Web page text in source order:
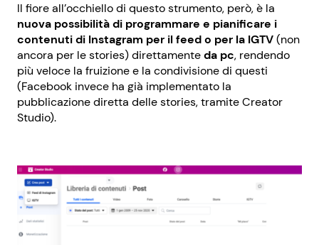
Il fiore all’occhiello di questo strumento, però, è la
nuova possibilità di programmare e pianificare i
contenuti di Instagram per il feed o per la IGTV(non
ancora per le stories) direttamenteda pc, rendendo
più veloce la fruizione e la condivisione di questi
(Facebook invece ha già implementato la
pubblicazione diretta delle stories, tramite Creator
Studio).